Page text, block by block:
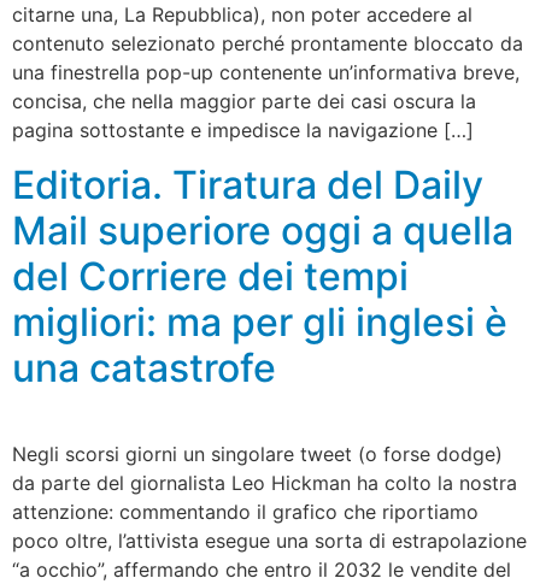
citarne una, La Repubblica), non poter accedere al
contenuto selezionato perché prontamente bloccato da
una finestrella pop-up contenente un’informativa breve,
concisa, che nella maggior parte dei casi oscura la
pagina sottostante e impedisce la navigazione […]
Editoria. Tiratura del Daily
Mail superiore oggi a quella
del Corriere dei tempi
migliori: ma per gli inglesi è
una catastrofe
Negli scorsi giorni un singolare tweet (o forse dodge)
da parte del giornalista Leo Hickman ha colto la nostra
attenzione: commentando il grafico che riportiamo
poco oltre, l’attivista esegue una sorta di estrapolazione
“a occhio”, affermando che entro il 2032 le vendite del